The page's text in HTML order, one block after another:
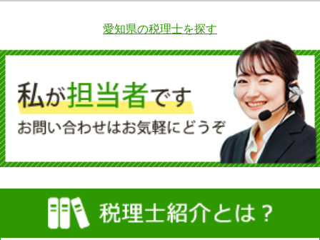
愛知県の税理士を探す